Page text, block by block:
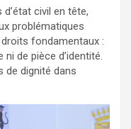
civil en tête,
problématiques
fondamentaux :
de pièce d’identité.
de dignité dans